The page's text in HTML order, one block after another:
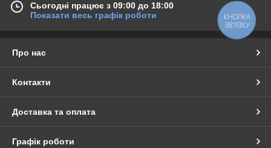
Сьогодні працює з 09:00 до 18:00
Показати весь графік роботи
Про нас
Контакти
Доставка та оплата
Графік роботи
КНОПКА
ЗВ'ЯЗКУ